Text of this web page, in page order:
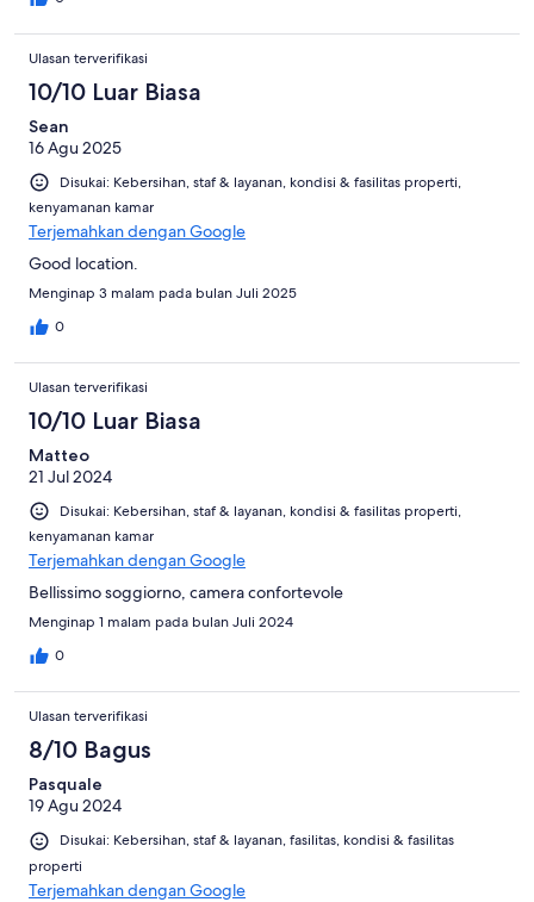
Ulasan terverifikasi
10/10 Luar Biasa
Sean
16 Agu 2025
Disukai: Kebersihan, staf & layanan, kondisi & fasilitas properti,
kenyamanan kamar
Terjemahkan dengan Google
Good location.
Menginap 3 malam pada bulan Juli 2025
0
Ulasan terverifikasi
10/10 Luar Biasa
Matteo
21 Jul 2024
Disukai: Kebersihan, staf & layanan, kondisi & fasilitas properti,
kenyamanan kamar
Terjemahkan dengan Google
Bellissimo soggiorno, camera confortevole
Menginap 1 malam pada bulan Juli 2024
0
Ulasan terverifikasi
8/10 Bagus
Pasquale
19 Agu 2024
Disukai: Kebersihan, staf & layanan, fasilitas, kondisi & fasilitas
properti
Terjemahkan dengan Google